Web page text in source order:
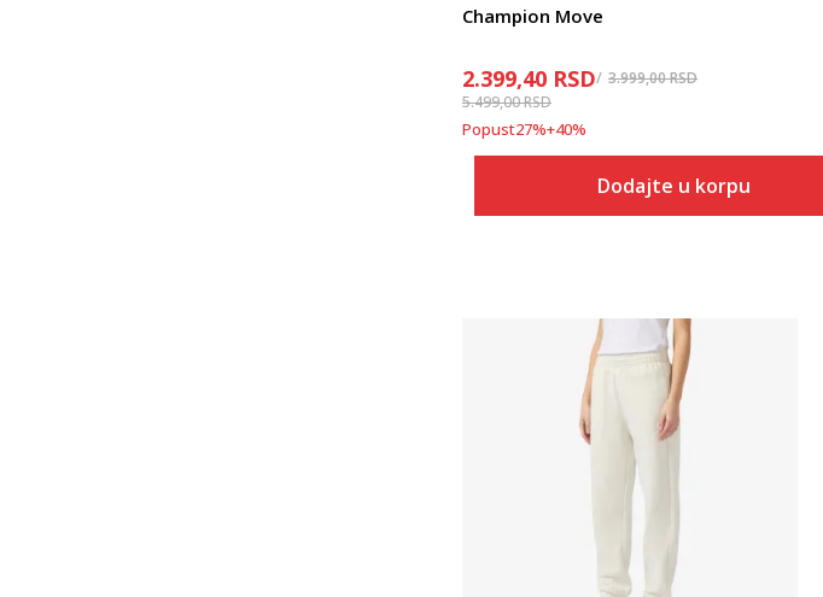
Champion Move
2.399,40 RSD 3.999,00RSD
5.499,00RSD
Popust27%+40%
Dodajte u korpu
Uporedi